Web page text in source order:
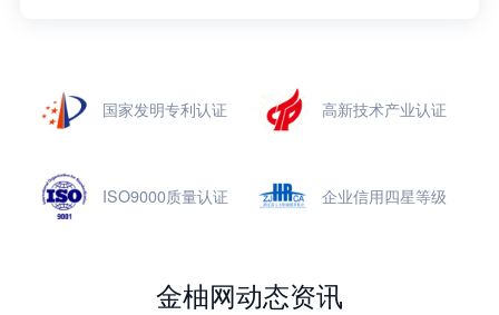
国家发明专利认证 高新技术产业认证
ISO9000质量认证 企业信用四星等级
金柚网动态资讯